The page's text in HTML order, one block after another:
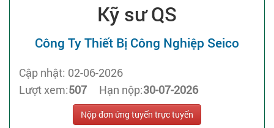
Kỹ sư QS
Công Ty Thiết Bị Công Nghiệp Seico
Cập nhật: 02-06-2026
Lượt xem:507 Hạn nộp:30-07-2026
Nộp đơn ứng tuyển trực tuyến